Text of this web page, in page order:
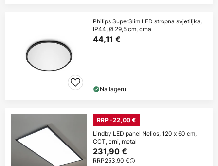
Philips SuperSlim LED stropna svjetiljka,
IP44, Ø 29,5 cm, crna
44,11 €
Na lageru
RRP -22,00 €
Lindby LED panel Nelios, 120 x 60 cm,
CCT, crni, metal
231,90 €
RRP253,90 €